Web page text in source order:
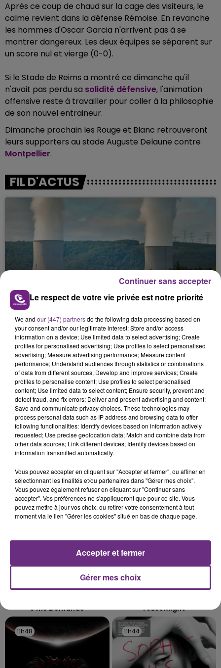
Après ce coup de chaud sur la cage des visiteurs, le
calme revient dans la défense Rémoise. En revanche
les hommes d'Oscar Garcia n'arrivent pas à se
montrer dangereux. Les deux équipes se séparent sur
un score nul et vierge (0-0).
Si le Stade de Reims a montré ce dimanche qu'il
n'avait pas perdu sa solidité défensive, l'animation
offensive reste à travailler pour coller à la philosophie
de son nouvel entraineur.
Dimanche prochain les Rouge et Blanc retrouveront
leurs supporters au stade Auguste Delaune contre
Montpellier.
FIL D'ACTUS
LA CENTRALE NUCLÉAIRE DE CHOOZ
TOUJOURS À L'ARRÊT
Cela fait déjà une semaine que la centrale
nucléaire ardennaise est à l'arrêt. Une situation
justifiée par la sécheresse intense qui est toujours
présente.
LE MAGASIN JOUÉCLUB DE REIMS FERME
SES PORTES
C'était l'une des institutions du centre-ville
rémois. Le magasin JouéClub est contraint de
TITRES DIFFUSÉS
11h57
11h57
J'me Demande
11h54
11h54
I Just Might
11h48
11h48 11h44
11h44
Le respect de votre vie privée est notre priorité
We and our (447) partnersdo the following data processing based on
your consent and/or our legitimate interest: Store and/or access
information on a device; Use limited data to select advertising; Create
profiles for personalised advertising; Use profiles to select personalised
advertising; Measure advertising performance; Measure content
performance; Understand audiences through statistics or combinations
of data from different sources; Develop and improve services; Create
profiles to personalise content; Use profiles to select personalised
content; Use limited data to select content; Ensure security, prevent and
detect fraud, and fix errors; Deliver and present advertising and content;
Save and communicate privacy choices. These technologies may
process personal data such as IP address and browsing data to offer
following functionalities: Identify devices based on information actively
requested; Use precise geolocation data; Match and combine data from
other data sources; Link different devices; Identify devices based on
information transmitted automatically.
Vous pouvez accepter en cliquant sur "Accepter et fermer", ou affiner en
sélectionnant les finalités et/ou partenaires dans "Gérer mes choix".
Vous pouvez également refuser en cliquant sur "Continuer sans
accepter". Vos préférences ne s'appliqueront que pour ce site. Vous
pouvez mettre à jour vos choix, ou retirer votre consentement à tout
moment via le lien "Gérer les cookies" situé en bas de chaque page.
Gérer mes choix
Accepter et fermer
Continuer sans accepter